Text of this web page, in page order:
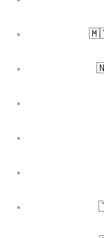
🇲🇾